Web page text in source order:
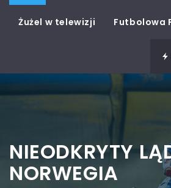
Żużel w telewizji Futbolowa
NIEODKRYTY
NORWEGIA